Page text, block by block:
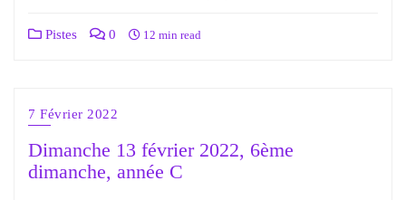
Pistes 0 12 min read
7 Février 2022
Dimanche 13 février 2022, 6ème
dimanche, année C